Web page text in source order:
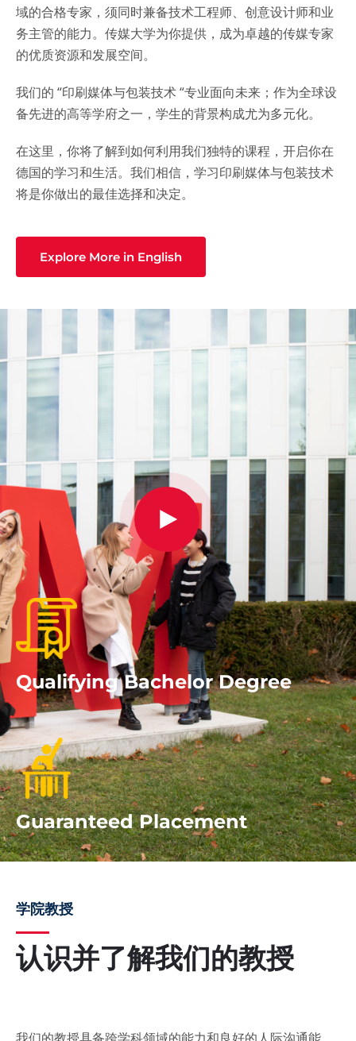
域的合格专家，须同时兼备技术工程师、创意设计师和业
务主管的能力。传媒大学为你提供，成为卓越的传媒专家
的优质资源和发展空间。
我们的 “印刷媒体与包装技术 “专业面向未来；作为全球设
备先进的高等学府之一，学生的背景构成尤为多元化。
在这里，你将了解到如何利用我们独特的课程，开启你在
德国的学习和生活。我们相信，学习印刷媒体与包装技术
将是你做出的最佳选择和决定。
Explore More in English
Qualifying Bachelor Degree
Guaranteed Placement
认识并了解我们的教授
学院教授